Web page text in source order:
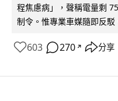
程焦慮病」，聲稱電量剩
制令。惟專業車媒隨即反駁
603 270 ↗ 分享